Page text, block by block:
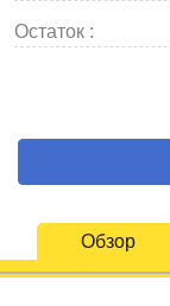
Остаток :
Обзор